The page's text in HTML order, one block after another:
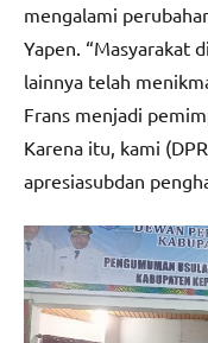
mengalami
Yapen. “Masyarakat
lainnya telah
Frans menjadi
Karena itu, kami
apresiasubdan